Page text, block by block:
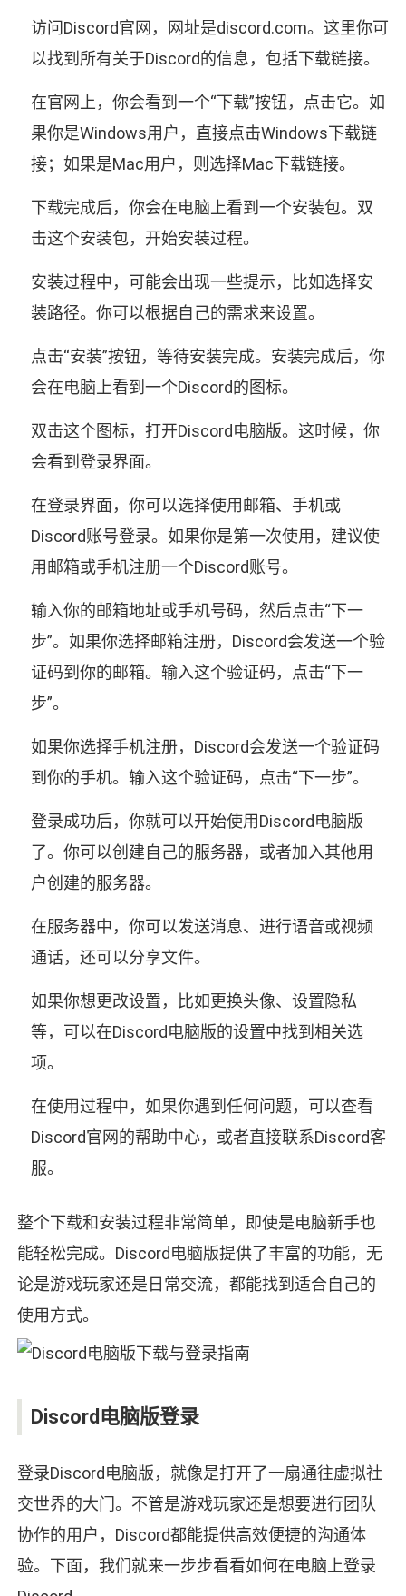
访问Discord官网，网址是discord.com。这里你可
以找到所有关于Discord的信息，包括下载链接。
在官网上，你会看到一个“下载”按钮，点击它。如
果你是Windows用户，直接点击Windows下载链
接；如果是Mac用户，则选择Mac下载链接。
下载完成后，你会在电脑上看到一个安装包。双
击这个安装包，开始安装过程。
安装过程中，可能会出现一些提示，比如选择安
装路径。你可以根据自己的需求来设置。
点击“安装”按钮，等待安装完成。安装完成后，你
会在电脑上看到一个Discord的图标。
双击这个图标，打开Discord电脑版。这时候，你
会看到登录界面。
在登录界面，你可以选择使用邮箱、手机或
Discord账号登录。如果你是第一次使用，建议使
用邮箱或手机注册一个Discord账号。
输入你的邮箱地址或手机号码，然后点击“下一
步”。如果你选择邮箱注册，Discord会发送一个验
证码到你的邮箱。输入这个验证码，点击“下一
步”。
如果你选择手机注册，Discord会发送一个验证码
到你的手机。输入这个验证码，点击“下一步”。
登录成功后，你就可以开始使用Discord电脑版
了。你可以创建自己的服务器，或者加入其他用
户创建的服务器。
在服务器中，你可以发送消息、进行语音或视频
通话，还可以分享文件。
如果你想更改设置，比如更换头像、设置隐私
等，可以在Discord电脑版的设置中找到相关选
项。
在使用过程中，如果你遇到任何问题，可以查看
Discord官网的帮助中心，或者直接联系Discord客
服。
整个下载和安装过程非常简单，即使是电脑新手也
能轻松完成。Discord电脑版提供了丰富的功能，无
论是游戏玩家还是日常交流，都能找到适合自己的
使用方式。
Discord电脑版登录
登录Discord电脑版，就像是打开了一扇通往虚拟社
交世界的大门。不管是游戏玩家还是想要进行团队
协作的用户，Discord都能提供高效便捷的沟通体
验。下面，我们就来一步步看看如何在电脑上登录